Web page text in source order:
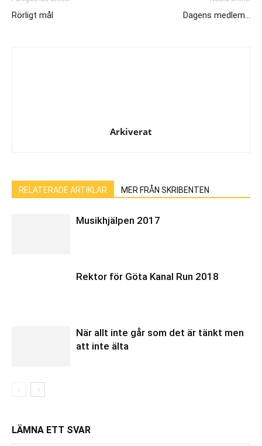
Rörligt mål Dagens medlem…
Arkiverat
RELATERADE ARTIKLAR MER FRÅN SKRIBENTEN
Musikhjälpen 2017
Rektor för Göta Kanal Run 2018
När allt inte går som det är tänkt men
att inte älta
LÄMNA ETT SVAR